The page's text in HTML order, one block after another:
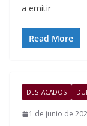
a emitir
Read More
DESTACADOS
1 de junio de